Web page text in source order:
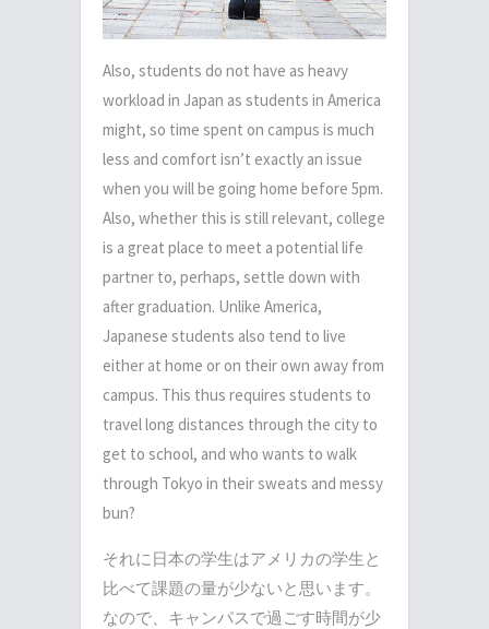
Also, students do not have as heavy
workload in Japan as students in America
might, so time spent on campus is much
less and comfort isn’t exactly an issue
when you will be going home before 5pm.
Also, whether this is still relevant, college
is a great place to meet a potential life
partner to, perhaps, settle down with
after graduation. Unlike America,
Japanese students also tend to live
either at home or on their own away from
campus. This thus requires students to
travel long distances through the city to
get to school, and who wants to walk
through Tokyo in their sweats and messy
bun?
それに日本の学生はアメリカの学生と
比べて課題の量が少ないと思います。
なので、キャンパスで過ごす時間が少